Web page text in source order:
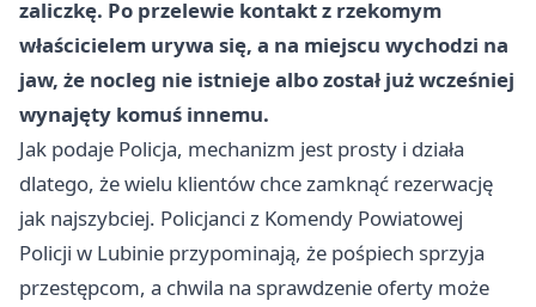
zaliczkę. Po przelewie kontakt z rzekomym
właścicielem urywa się, a na miejscu wychodzi na
jaw, że nocleg nie istnieje albo został już wcześniej
wynajęty komuś innemu.
Jak podaje Policja, mechanizm jest prosty i działa
dlatego, że wielu klientów chce zamknąć rezerwację
jak najszybciej. Policjanci z Komendy Powiatowej
Policji w Lubinie przypominają, że pośpiech sprzyja
przestępcom, a chwila na sprawdzenie oferty może